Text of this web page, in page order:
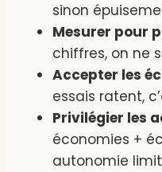
sinon
Mesurer pour
chiffres, on ne
Accepter les
essais ratent,
Privilégier les
économies +
autonomie